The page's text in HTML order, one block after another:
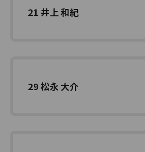
21 井上 和紀
29 松永 大介